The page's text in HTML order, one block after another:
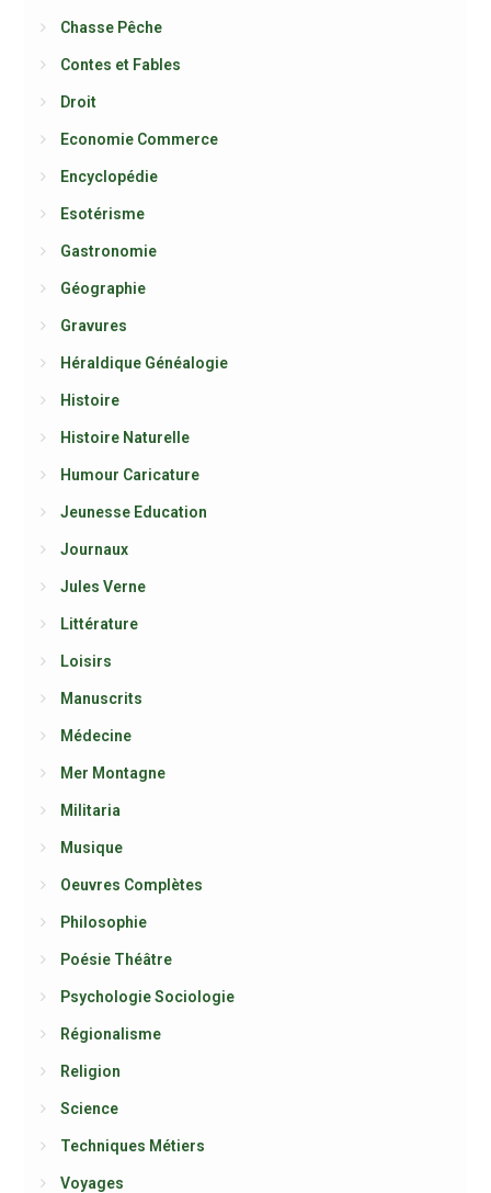
Chasse Pêche
Contes et Fables
Droit
Economie Commerce
Encyclopédie
Esotérisme
Gastronomie
Géographie
Gravures
Héraldique Généalogie
Histoire
Histoire Naturelle
Humour Caricature
Jeunesse Education
Journaux
Jules Verne
Littérature
Loisirs
Manuscrits
Médecine
Mer Montagne
Militaria
Musique
Oeuvres Complètes
Philosophie
Poésie Théâtre
Psychologie Sociologie
Régionalisme
Religion
Science
Techniques Métiers
Voyages